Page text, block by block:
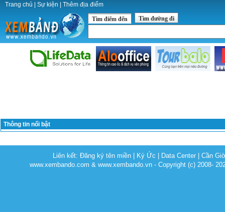
Trang chủ Sự kiện Thêm địa điểm
Tìm điểm đến Tìm đường đi
Thông tin nổi bật
Liên kết:Đăng ký tên miền Ký Ức Data Center |Cần
www.xembando.com & www.xembando.vn - Copyright (c) 2008-